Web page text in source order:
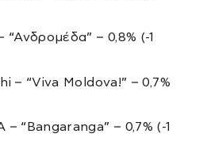
“Ανδρομέδα” – 0,8% (-1
– “Viva Moldova!” – 0,7%
– “Bangaranga” – 0,7% (-1